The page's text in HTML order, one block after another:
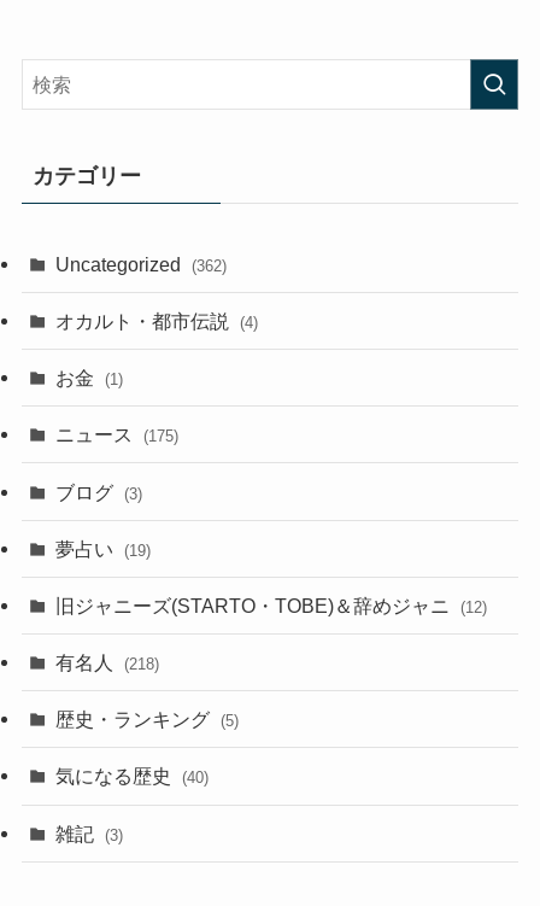
カテゴリー
Uncategorized (362)
オカルト・都市伝説 (4)
お金 (1)
ニュース (175)
ブログ (3)
夢占い (19)
旧ジャニーズ(STARTO・TOBE)＆辞めジャニ (12)
有名人 (218)
歴史・ランキング (5)
気になる歴史 (40)
雑記 (3)